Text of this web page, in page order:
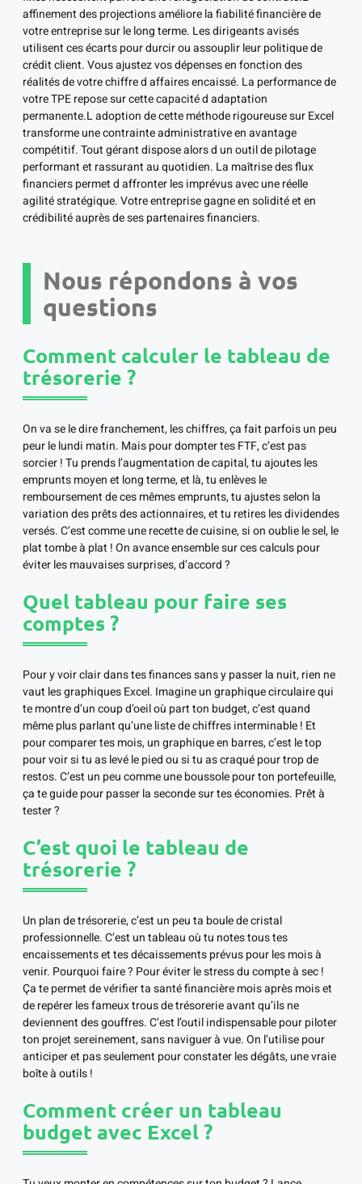
affinement des projections améliore la fiabilité financière de
votre entreprise sur le long terme. Les dirigeants avisés
utilisent ces écarts pour durcir ou assouplir leur politique de
crédit client. Vous ajustez vos dépenses en fonction des
réalités de votre chiffre d affaires encaissé. La performance de
votre TPE repose sur cette capacité d adaptation
permanente.L adoption de cette méthode rigoureuse sur Excel
transforme une contrainte administrative en avantage
compétitif. Tout gérant dispose alors d un outil de pilotage
performant et rassurant au quotidien. La maîtrise des flux
financiers permet d affronter les imprévus avec une réelle
agilité stratégique. Votre entreprise gagne en solidité et en
crédibilité auprès de ses partenaires financiers.
Nous répondons à vos
questions
Comment calculer le tableau de
trésorerie ?
On va se le dire franchement, les chiffres, ça fait parfois un peu
peur le lundi matin. Mais pour dompter tes FTF, c’est pas
sorcier ! Tu prends l’augmentation de capital, tu ajoutes les
emprunts moyen et long terme, et là, tu enlèves le
remboursement de ces mêmes emprunts, tu ajustes selon la
variation des prêts des actionnaires, et tu retires les dividendes
versés. C’est comme une recette de cuisine, si on oublie le sel, le
plat tombe à plat ! On avance ensemble sur ces calculs pour
éviter les mauvaises surprises, d’accord ?
Quel tableau pour faire ses
comptes ?
Pour y voir clair dans tes finances sans y passer la nuit, rien ne
vaut les graphiques Excel. Imagine un graphique circulaire qui
te montre d’un coup d’oeil où part ton budget, c’est quand
même plus parlant qu’une liste de chiffres interminable ! Et
pour comparer tes mois, un graphique en barres, c’est le top
pour voir si tu as levé le pied ou si tu as craqué pour trop de
restos. C’est un peu comme une boussole pour ton portefeuille,
ça te guide pour passer la seconde sur tes économies. Prêt à
tester ?
C’est quoi le tableau de
trésorerie ?
Un plan de trésorerie, c’est un peu ta boule de cristal
professionnelle. C’est un tableau où tu notes tous tes
encaissements et tes décaissements prévus pour les mois à
venir. Pourquoi faire ? Pour éviter le stress du compte à sec !
Ça te permet de vérifier ta santé financière mois après mois et
de repérer les fameux trous de trésorerie avant qu’ils ne
deviennent des gouffres. C’est l’outil indispensable pour piloter
ton projet sereinement, sans naviguer à vue. On l’utilise pour
anticiper et pas seulement pour constater les dégâts, une vraie
boîte à outils !
Comment créer un tableau
budget avec Excel ?